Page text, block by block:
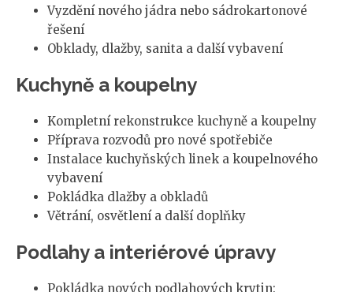
Vyzdění nového jádra nebo sádrokartonové
řešení
Obklady, dlažby, sanita a další vybavení
Kuchyně a koupelny
Kompletní rekonstrukce kuchyně a koupelny
Příprava rozvodů pro nové spotřebiče
Instalace kuchyňských linek a koupelnového
vybavení
Pokládka dlažby a obkladů
Větrání, osvětlení a další doplňky
Podlahy a interiérové úpravy
Pokládka nových podlahových krytin: